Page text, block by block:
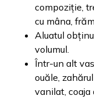
compoziție,
cu mâna,
Aluatul
volumul.
Într-un alt
ouăle,
vanilat, coaja